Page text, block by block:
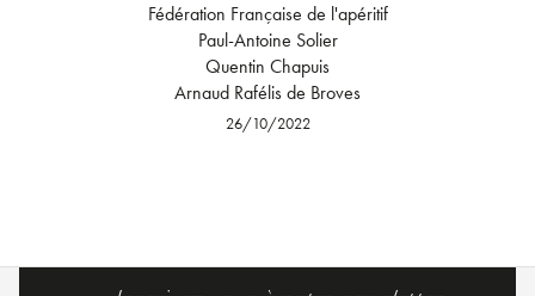
Fédération Française de l'apéritif
Paul-Antoine Solier
Quentin Chapuis
Arnaud Rafélis de Broves
26/10/2022